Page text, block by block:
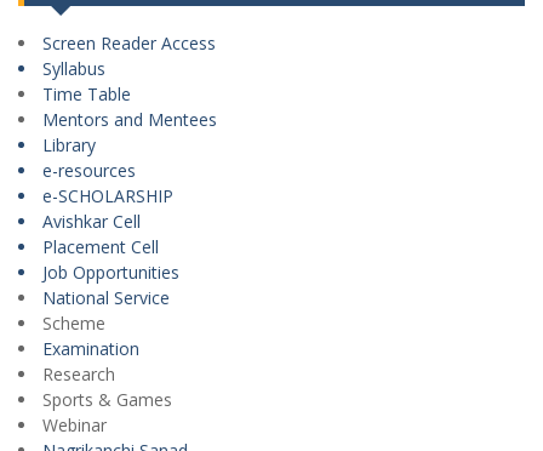
Screen Reader Access
Syllabus
Time Table
Mentors and Mentees
Library
e-resources
e-SCHOLARSHIP
Avishkar Cell
Placement Cell
Job Opportunities
National Service
Scheme
Examination
Research
Sports & Games
Webinar